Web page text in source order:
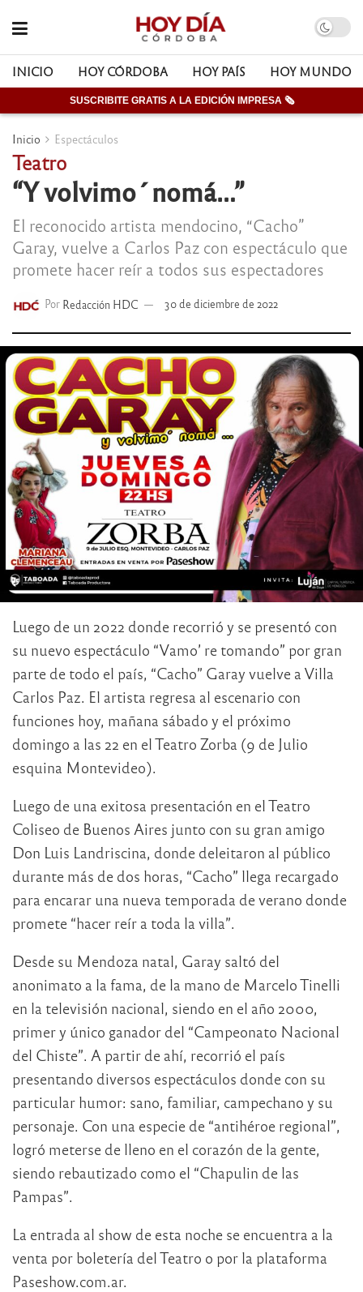
INICIO HOY CÓRDOBA HOY PAÍS HOY MUNDO
SUSCRIBITE GRATIS A LA EDICIÓN IMPRESA 🗞
Inicio Espectáculos
Teatro
“Y volvimo´nomá…”
El reconocido artista mendocino, “Cacho”
Garay, vuelve a Carlos Paz con espectáculo que
promete hacer reír a todos sus espectadores
Por Redacción HDC 30 de diciembre de 2022
Luego de un 2022 donde recorrió y se presentó con
su nuevo espectáculo “Vamo’ re tomando” por gran
parte de todo el país, “Cacho” Garay vuelve a Villa
Carlos Paz. El artista regresa al escenario con
funciones hoy, mañana sábado y el próximo
domingo a las 22 en el Teatro Zorba (9 de Julio
esquina Montevideo).
Luego de una exitosa presentación en el Teatro
Coliseo de Buenos Aires junto con su gran amigo
Don Luis Landriscina, donde deleitaron al público
durante más de dos horas, “Cacho” llega recargado
para encarar una nueva temporada de verano donde
promete “hacer reír a toda la villa”.
Desde su Mendoza natal, Garay saltó del
anonimato a la fama, de la mano de Marcelo Tinelli
en la televisión nacional, siendo en el año 2000,
primer y único ganador del “Campeonato Nacional
del Chiste”. A partir de ahí, recorrió el país
presentando diversos espectáculos donde con su
particular humor: sano, familiar, campechano y su
personaje. Con una especie de “antihéroe regional”,
logró meterse de lleno en el corazón de la gente,
siendo rebautizado como el “Chapulin de las
Pampas”.
La entrada al show de esta noche se encuentra a la
venta por boletería del Teatro o por la plataforma
Paseshow.com.ar.